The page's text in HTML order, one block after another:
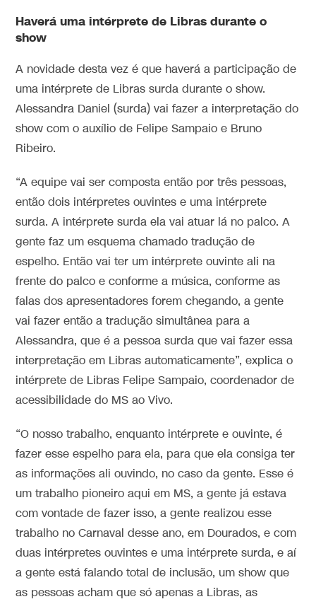
Haverá uma intérprete de Libras durante o
show
A novidade desta vez é que haverá a participação de
uma intérprete de Libras surda durante o show.
Alessandra Daniel (surda) vai fazer a interpretação do
show com o auxílio de Felipe Sampaio e Bruno
Ribeiro.
“A equipe vai ser composta então por três pessoas,
então dois intérpretes ouvintes e uma intérprete
surda. A intérprete surda ela vai atuar lá no palco. A
gente faz um esquema chamado tradução de
espelho. Então vai ter um intérprete ouvinte ali na
frente do palco e conforme a música, conforme as
falas dos apresentadores forem chegando, a gente
vai fazer então a tradução simultânea para a
Alessandra, que é a pessoa surda que vai fazer essa
interpretação em Libras automaticamente”, explica o
intérprete de Libras Felipe Sampaio, coordenador de
acessibilidade do MS ao Vivo.
“O nosso trabalho, enquanto intérprete e ouvinte, é
fazer esse espelho para ela, para que ela consiga ter
as informações ali ouvindo, no caso da gente. Esse é
um trabalho pioneiro aqui em MS, a gente já estava
com vontade de fazer isso, a gente realizou esse
trabalho no Carnaval desse ano, em Dourados, e com
duas intérpretes ouvintes e uma intérprete surda, e aí
a gente está falando total de inclusão, um show que
as pessoas acham que só apenas a Libras, as